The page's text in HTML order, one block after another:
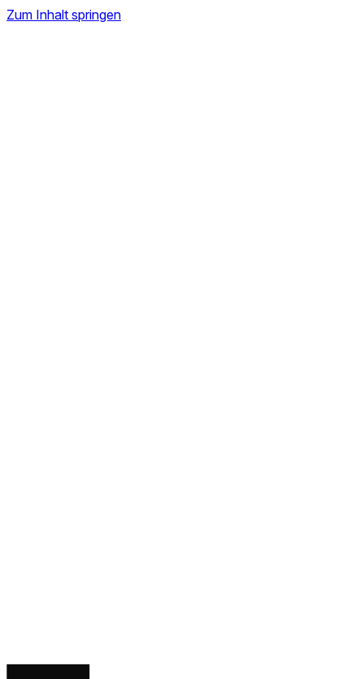
Zum Inhalt springen